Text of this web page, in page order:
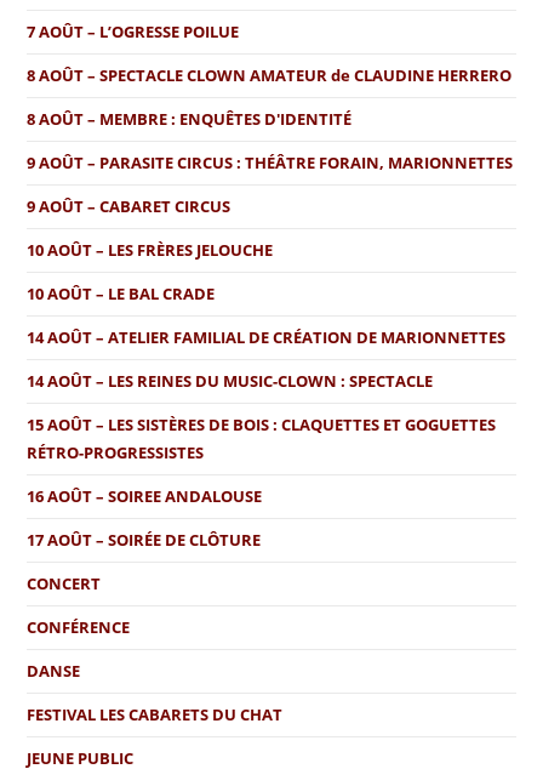
7 AOÛT – L’OGRESSE POILUE
8 AOÛT – SPECTACLE CLOWN AMATEUR de CLAUDINE HERRERO
8 AOÛT – MEMBRE : ENQUÊTES D'IDENTITÉ
9 AOÛT – PARASITE CIRCUS : THÉÂTRE FORAIN, MARIONNETTES
9 AOÛT – CABARET CIRCUS
10 AOÛT – LES FRÈRES JELOUCHE
10 AOÛT – LE BAL CRADE
14 AOÛT – ATELIER FAMILIAL DE CRÉATION DE MARIONNETTES
14 AOÛT – LES REINES DU MUSIC-CLOWN : SPECTACLE
15 AOÛT – LES SISTÈRES DE BOIS : CLAQUETTES ET GOGUETTES
RÉTRO-PROGRESSISTES
16 AOÛT – SOIREE ANDALOUSE
17 AOÛT – SOIRÉE DE CLÔTURE
CONCERT
CONFÉRENCE
DANSE
FESTIVAL LES CABARETS DU CHAT
JEUNE PUBLIC